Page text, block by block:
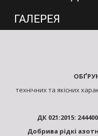
ГАЛЕРЕЯ
технічних та якісних
ДК 021:2015:
Добрива рідкі